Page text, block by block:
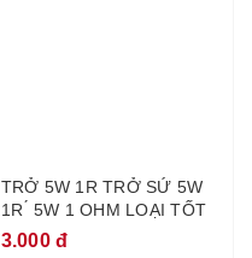
TRỞ 5W 1R TRỞ SỨ 5W
1R ́ 5W 1 OHM LOẠI TỐT
3.000 đ